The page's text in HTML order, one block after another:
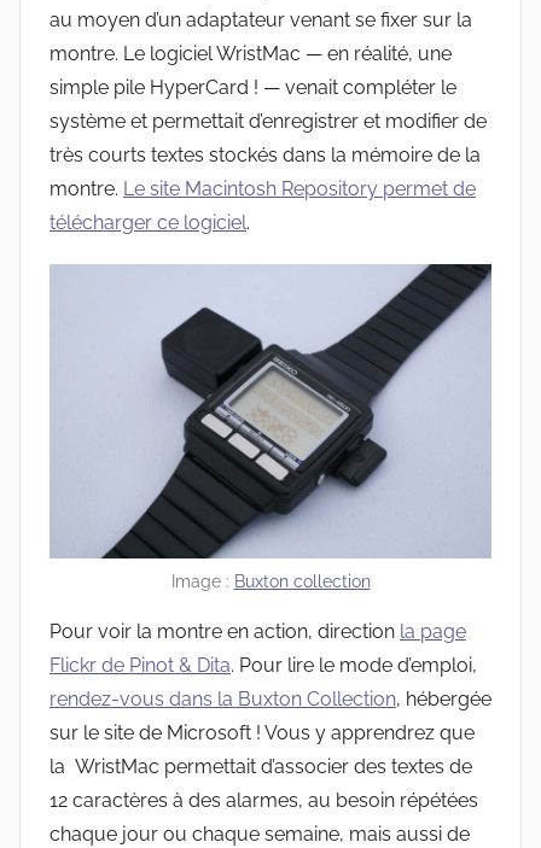
au moyen d’un adaptateur venant se fixer sur la
montre. Le logiciel WristMac — en réalité, une
simple pile HyperCard ! — venait compléter le
système et permettait d’enregistrer et modifier de
très courts textes stockés dans la mémoire de la
montre. Le site Macintosh Repository permet de
télécharger ce logiciel.
Image : Buxton collection
Pour voir la montre en action, direction la page
Flickr de Pinot & Dita. Pour lire le mode d’emploi,
rendez-vous dans la Buxton Collection, hébergée
sur le site de Microsoft ! Vous y apprendrez que
la WristMac permettait d’associer des textes de
12 caractères à des alarmes, au besoin répétées
chaque jour ou chaque semaine, mais aussi de